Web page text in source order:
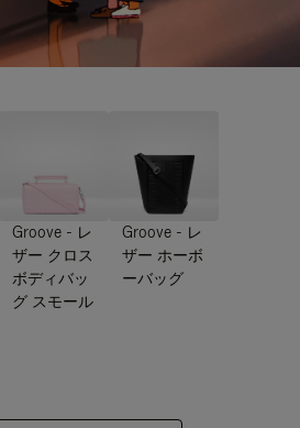
Groove - レ
ザー クロス
ボディバッ
グ スモール
Groove - レ
ザー ホーボ
ーバッグ